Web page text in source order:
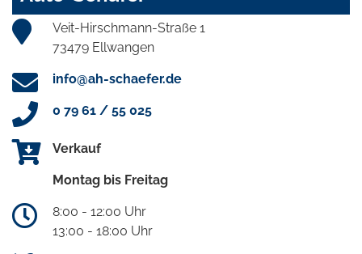
Veit-Hirschmann-Straße 1
73479 Ellwangen
info@ah-schaefer.de
0 79 61 / 55 025
Verkauf
Montag bis Freitag
8:00 - 12:00 Uhr
13:00 - 18:00 Uhr